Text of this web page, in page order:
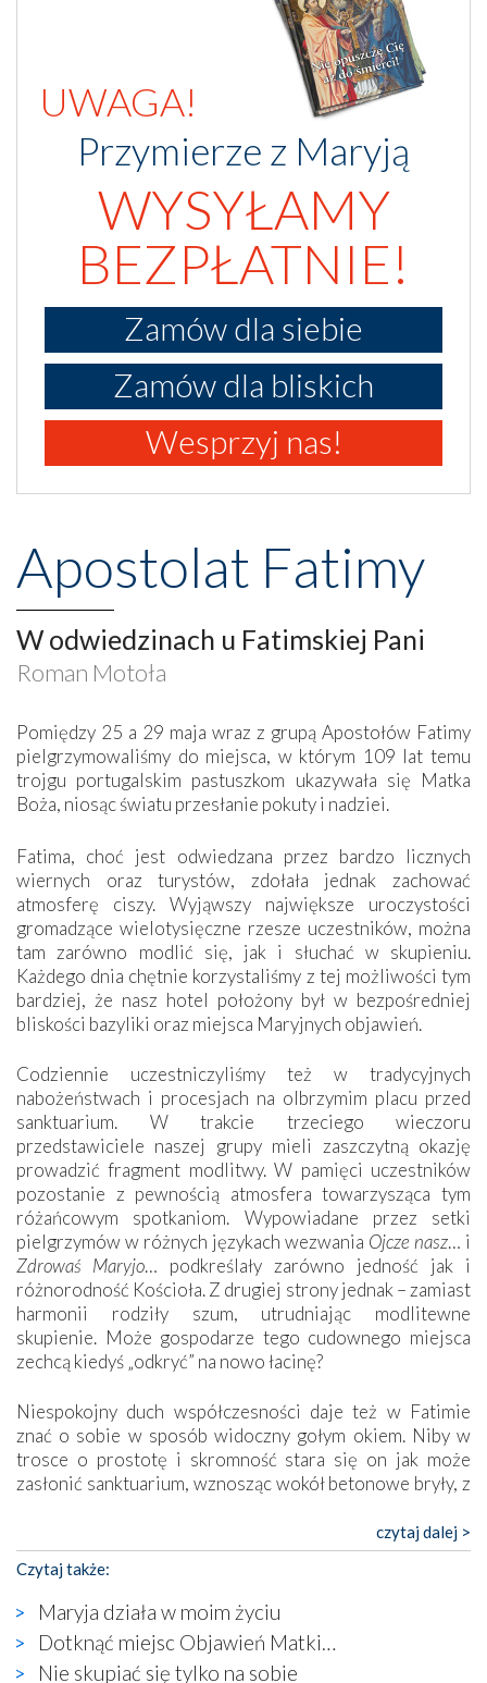
UWAGA!
Przymierze z Maryją
WYSYŁAMY
BEZPŁATNIE!
Zamów dla siebie
Zamów dla bliskich
Wesprzyj nas!
Apostolat Fatimy
W odwiedzinach u Fatimskiej Pani
Roman Motoła
Pomiędzy 25 a 29 maja wraz z grupą Apostołów Fatimy
pielgrzymowaliśmy do miejsca, w którym 109 lat temu
trojgu portugalskim pastuszkom ukazywała się Matka
Boża, niosąc światu przesłanie pokuty i nadziei.
Fatima, choć jest odwiedzana przez bardzo licznych
wiernych oraz turystów, zdołała jednak zachować
atmosferę ciszy. Wyjąwszy największe uroczystości
gromadzące wielotysięczne rzesze uczestników, można
tam zarówno modlić się, jak i słuchać w skupieniu.
Każdego dnia chętnie korzystaliśmy z tej możliwości tym
bardziej, że nasz hotel położony był w bezpośredniej
bliskości bazyliki oraz miejsca Maryjnych objawień.
Codziennie uczestniczyliśmy też w tradycyjnych
nabożeństwach i procesjach na olbrzymim placu przed
sanktuarium. W trakcie trzeciego wieczoru
przedstawiciele naszej grupy mieli zaszczytną okazję
prowadzić fragment modlitwy. W pamięci uczestników
pozostanie z pewnością atmosfera towarzysząca tym
różańcowym spotkaniom. Wypowiadane przez setki
pielgrzymów w różnych językach wezwania Ojcze nasz… i
Zdrowaś Maryjo… podkreślały zarówno jedność jak i
różnorodność Kościoła. Z drugiej strony jednak – zamiast
harmonii rodziły szum, utrudniając modlitewne
skupienie. Może gospodarze tego cudownego miejsca
zechcą kiedyś „odkryć” na nowo łacinę?
Niespokojny duch współczesności daje też w Fatimie
znać o sobie w sposób widoczny gołym okiem. Niby w
trosce o prostotę i skromność stara się on jak może
zasłonić sanktuarium, wznosząc wokół betonowe bryły, z
katolickiego kultu. Tylko co wspólnego z żywą,
autentyczną wiarą mogą mieć płaskie, szare bunkry albo
kaplice, w których Tabernakulum przypomina bardziej
skrzynkę na narzędzia? Albo co powiedzieć o ustawionym
tuż przy nowej bazylice wielkim krzyżu, na którym
zamiast Chrystusa umieszczono dziwaczną postać jakby
wyjętą ze starożytnych hieroglifów? W kulturowym
czytaj dalej >
Czytaj także:
Maryja działa w moim życiu
Dotknąć miejsc Objawień Matki…
Nie skupiać się tylko na sobie